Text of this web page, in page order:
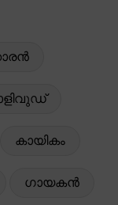
കായികം
ഗായകൻ